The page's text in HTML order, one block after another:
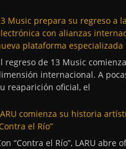
Music prepara su regreso a
con alianzas
plataforma especializada
regreso de 13 Music
internacional. A
reaparición oficial, el
comienza su historia
el Río”
“Contra el Río”, LARU abre